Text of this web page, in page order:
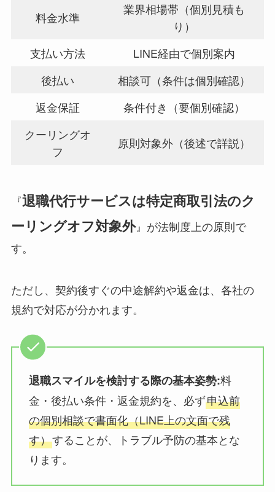
料金水準
業界相場帯（個別見積も
り）
支払い方法
LINE経由で個別案内
後払い
相談可（条件は個別確認）
返金保証
条件付き（要個別確認）
クーリングオ
フ
原則対象外（後述で詳説）
『退職代行サービスは特定商取引法のク
ーリングオフ対象外』が法制度上の原則で
す。
ただし、契約後すぐの中途解約や返金は、各社の
規約で対応が分かれます。
退職スマイルを検討する際の基本姿勢:料
金・後払い条件・返金規約を、必ず申込前
の個別相談で書面化（LINE上の文面で残
す）することが、トラブル予防の基本とな
ります。